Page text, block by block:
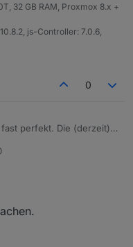
32 GB RAM, Proxmox 8.x +
js-Controller: 7.0.6,
0
perfekt. Die (derzeit)